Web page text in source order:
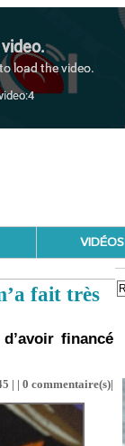
VIDÉOS
fait très
financé
| | 0 commentaire(s)|